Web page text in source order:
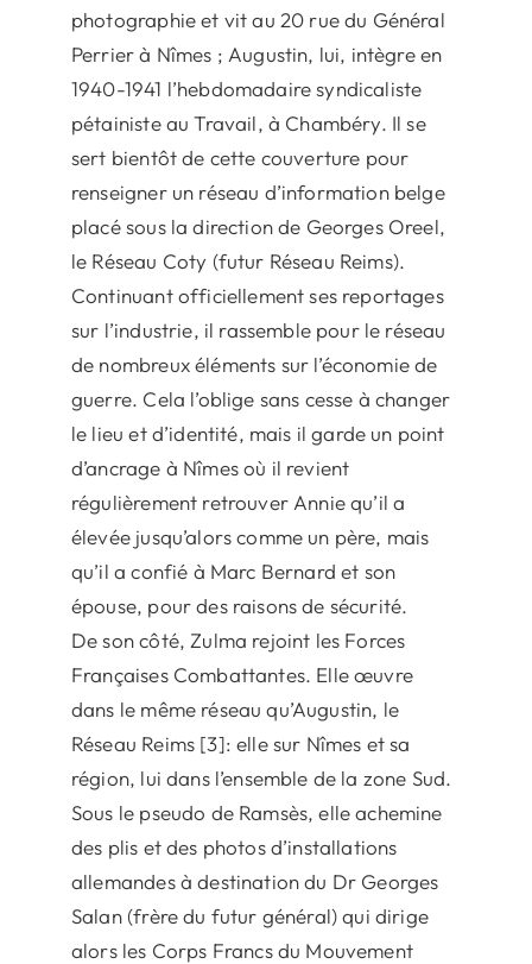
photographie et vit au 20 rue du Général
Perrier à Nîmes ; Augustin, lui, intègre en
1940-1941 l’hebdomadaire syndicaliste
pétainiste au Travail, à Chambéry. Il se
sert bientôt de cette couverture pour
renseigner un réseau d’information belge
placé sous la direction de Georges Oreel,
le Réseau Coty (futur Réseau Reims).
Continuant officiellement ses reportages
sur l’industrie, il rassemble pour le réseau
de nombreux éléments sur l’économie de
guerre. Cela l’oblige sans cesse à changer
le lieu et d’identité, mais il garde un point
d’ancrage à Nîmes où il revient
régulièrement retrouver Annie qu’il a
élevée jusqu’alors comme un père, mais
qu’il a confié à Marc Bernard et son
épouse, pour des raisons de sécurité.
De son côté, Zulma rejoint les Forces
Françaises Combattantes. Elle œuvre
dans le même réseau qu’Augustin, le
Réseau Reims [3]: elle sur Nîmes et sa
région, lui dans l’ensemble de la zone Sud.
Sous le pseudo de Ramsès, elle achemine
des plis et des photos d’installations
allemandes à destination du Dr Georges
Salan (frère du futur général) qui dirige
alors les Corps Francs du Mouvement